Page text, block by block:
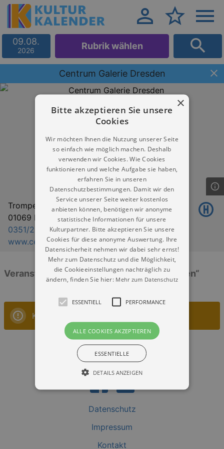
09.08.
2026 Rubrik wählen
Centrum Galerie Dresden
Trompeterstr. 5
01069 Dresden
0351/20586500
www.centrumgalerie.de
Veranstaltungen: „Centrum Galerie Dresden“
Keine Veranstaltungen
Datenschutz
Impressum
Kontakt
×
Bitte akzeptieren Sie unsere
Cookies
Wir möchten Ihnen die Nutzung unserer Seite
so einfach wie möglich machen. Deshalb
verwenden wir Cookies. Wie Cookies
funktionieren und welche Aufgabe sie haben,
erfahren Sie in unseren
Datenschutzbestimmungen. Damit wir den
Service unserer Seite weiter kostenlos
anbieten können, benötigen wir anonyme
statistische Informationen für unsere
Kulturpartner. Bitte akzeptieren Sie unsere
Cookies für diese anonyme Auswertung. Ihre
Datensicherheit nehmen wir dabei sehr ernst!
Mehr zum Datenschutz und die Möglichkeit,
die Cookieeinstellungen nachträglich zu
ändern, finden Sie hier: Mehr zum Datenschutz
ESSENTIELL PERFORMANCE
ALLE COOKIES AKZEPTIEREN
ESSENTIELLE
DETAILS ANZEIGEN
Essentiell Performance
Essentielle Cookies werden für die
gebraucht. Zum Beispiel für das Login in Ihren